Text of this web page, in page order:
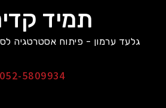
תמיד
גלעד ערמון - פיתוח אסטרטגיה
052-5809934